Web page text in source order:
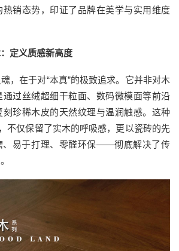
热销态势，印证了品牌在美学与实用维度
定义质感新高度
，在于对“本真”的极致追求。它并非对木
过丝绒超细干粒面、数码微模面等前沿
珍稀木皮的天然纹理与温润触感。这种
不仅保留了实木的呼吸感，更以瓷砖的先
易于打理、零醛环保——彻底解决了传